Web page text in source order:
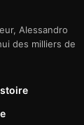
Alessandro
des milliers de